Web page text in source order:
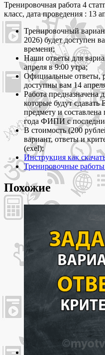
работа
4
статград
по
литературе
класс
2026
вариант
ЛИ2510301
критерии
Тренировочная работа 4
класс, дата проведения : 13
Тренировочный
2026) будет доступен
времени;
Наши ответы для
апреля в 9:00 утра;
Официальные ответы,
доступны вам 14
Работа предназначена
которые будут
предмету и
года ФИПИ с
В стоимость (200
вариант, ответы и
(exel);
Инструкция как
Тренировочные работы
Похожие